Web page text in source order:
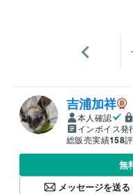
吉浦加祥
本人確認
インボイス発
総販売実績158
無
メッセージを送る